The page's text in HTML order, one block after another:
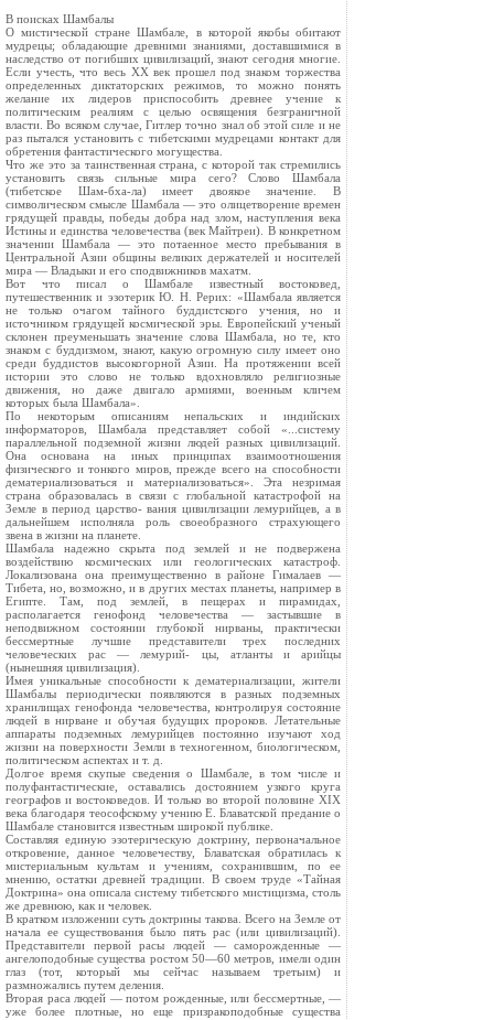
В поисках Шамбалы
О мистической стране Шамбале, в которой якобы обитают
мудрецы; обладающие древними знаниями, доставшимися в
наследство от погибших цивилизаций, знают сегодня многие.
Если учесть, что весь XX век прошел под знаком торжества
определенных диктаторских режимов, то можно понять
желание их лидеров приспособить древнее учение к
политическим реалиям с целью освящения безграничной
власти. Во всяком случае, Гитлер точно знал об этой силе и не
раз пытался установить с тибетскими мудрецами контакт для
обретения фантастического могущества.
Что же это за таинственная страна, с которой так стремились
установить связь сильные мира сего? Слово Шамбала
(тибетское Шам-бха-ла) имеет двоякое значение. В
символическом смысле Шамбала — это олицетворение времен
грядущей правды, победы добра над злом, наступления века
Истины и единства человечества (век Майтреи). В конкретном
значении Шамбала — это потаенное место пребывания в
Центральной Азии общины великих держателей и носителей
мира — Владыки и его сподвижников махатм.
Вот что писал о Шамбале известный востоковед,
путешественник и эзотерик Ю. Н. Рерих: «Шамбала является
не только очагом тайного буддистского учения, но и
источником грядущей космической эры. Европейский ученый
склонен преуменьшать значение слова Шамбала, но те, кто
знаком с буддизмом, знают, какую огромную силу имеет оно
среди буддистов высокогорной Азии. На протяжении всей
истории это слово не только вдохновляло религиозные
движения, но даже двигало армиями, военным кличем
которых была Шамбала».
По некоторым описаниям непальских и индийских
информаторов, Шамбала представляет собой «...систему
параллельной подземной жизни людей разных цивилизаций.
Она основана на иных принципах взаимоотношения
физического и тонкого миров, прежде всего на способности
дематериализоваться и материализоваться». Эта незримая
страна образовалась в связи с глобальной катастрофой на
Земле в период царство- вания цивилизации лемурийцев, а в
дальнейшем исполняла роль своеобразного страхующего
звена в жизни на планете.
Шамбала надежно скрыта под землей и не подвержена
воздействию космических или геологических катастроф.
Локализована она преимущественно в районе Гималаев —
Тибета, но, возможно, и в других местах планеты, например в
Египте. Там, под землей, в пещерах и пирамидах,
располагается генофонд человечества — застывшие в
неподвижном состоянии глубокой нирваны, практически
бессмертные лучшие представители трех последних
человеческих рас — лемурий- цы, атланты и арийцы
(нынешняя цивилизация).
Имея уникальные способности к дематериализации, жители
Шамбалы периодически появляются в разных подземных
хранилищах генофонда человечества, контролируя состояние
людей в нирване и обучая будущих пророков. Летательные
аппараты подземных лемурийцев постоянно изучают ход
жизни на поверхности Земли в техногенном, биологическом,
политическом аспектах и т. д.
Долгое время скупые сведения о Шамбале, в том числе и
полуфантастические, оставались достоянием узкого круга
географов и востоковедов. И только во второй половине XIX
века благодаря теософскому учению Е. Блаватской предание о
Шамбале становится известным широкой публике.
Составляя единую эзотерическую доктрину, первоначальное
откровение, данное человечеству, Блаватская обратилась к
мистериальным культам и учениям, сохранившим, по ее
мнению, остатки древней традиции. В своем труде «Тайная
Доктрина» она описала систему тибетского мистицизма, столь
же древнюю, как и человек.
В кратком изложении суть доктрины такова. Всего на Земле от
начала ее существования было пять рас (или цивилизаций).
Представители первой расы людей — саморожденные —
ангелоподобные существа ростом 50—60 метров, имели один
глаз (тот, который мы сейчас называем третьим) и
размножались путем деления.
Вторая раса людей — потом рожденные, или бессмертные, —
уже более плотные, но еще призракоподобные существа